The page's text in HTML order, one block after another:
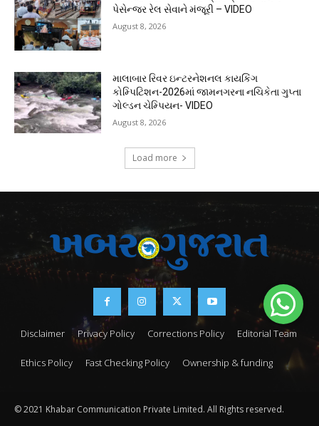
પેસેન્જર રેલ સેવાને મંજૂરી – VIDEO
August 8, 2026
માલાબાર રિવર ઇન્ટરનેશનલ કાયકિંગ
કોમ્પિટિશન-2026માં જામનગરના નચિકેતા ગુપ્તા
ગોલ્ડન ચેમ્પિયન- VIDEO
August 8, 2026
Load more
Disclaimer Privacy Policy Corrections Policy Editorial Team
Ethics Policy Fast Checking Policy Ownership & funding
© 2021 Khabar Communication Private Limited. All Rights reserved.